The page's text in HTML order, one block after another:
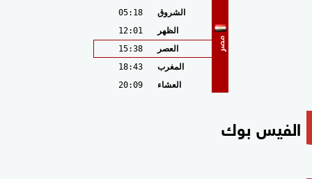
مصر
الشروق
05:18
الظهر
12:01
العصر
15:38
المغرب
18:43
العشاء
20:09
الفيس بوك